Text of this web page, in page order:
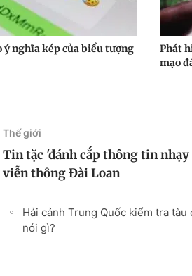
ý nghĩa kép của biểu tượng
Phát
mạo
Thế giới
Tin tặc 'đánh cắp thông tin
viễn thông Đài Loan
Hải cảnh Trung Quốc kiểm tra tàu
nói gì?